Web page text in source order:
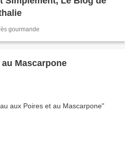
gourmande
Mascarpone